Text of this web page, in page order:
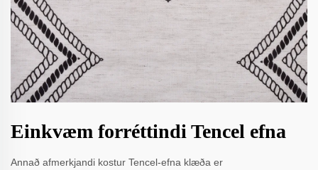
Einkvæm forréttindi Tencel efna
Annað afmerkjandi kostur Tencel-efna klæða er